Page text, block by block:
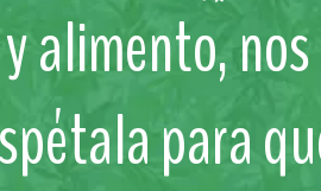
alimento,
para